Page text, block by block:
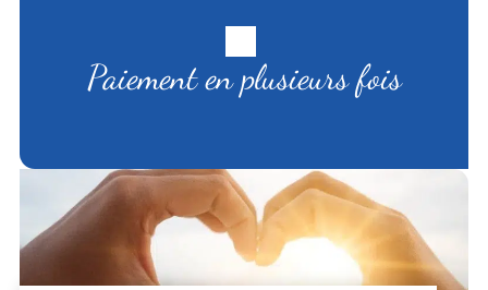
Paiement en plusieurs fois